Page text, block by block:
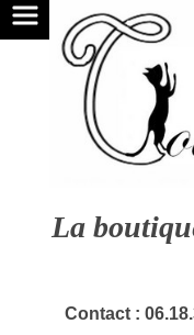
La
Contact :